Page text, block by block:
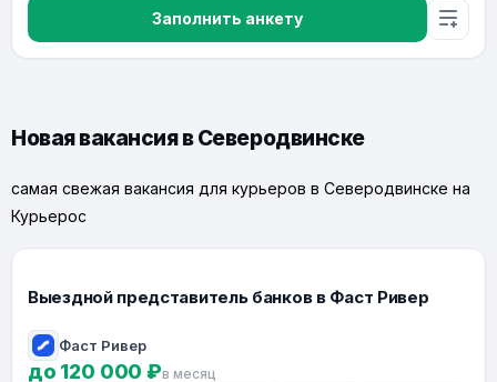
Заполнить анкету
Новая вакансия в Северодвинске
самая свежая вакансия для курьеров в Северодвинске на
Курьерос
Выездной представитель банков в Фаст Ривер
Фаст Ривер
до 120 000 ₽в месяц